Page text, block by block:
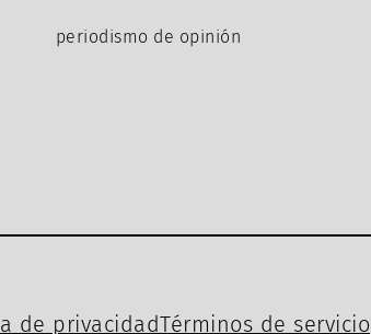
periodismo de opinión
de privacidadTérminos de servicio